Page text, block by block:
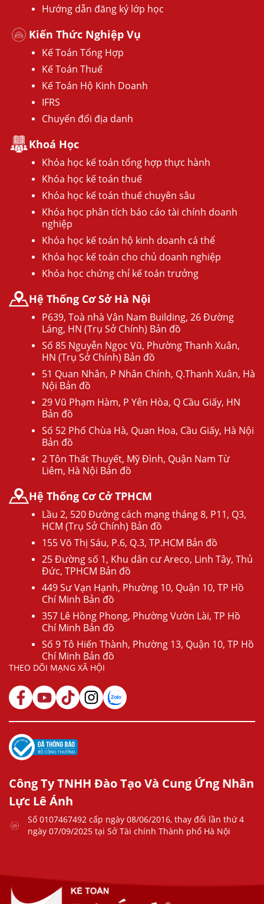
Hướng dẫn đăng ký lớp học
Kiến Thức Nghiệp Vụ
Kế Toán Tổng Hợp
Kế Toán Thuế
Kế Toán Hộ Kinh Doanh
IFRS
Chuyển đổi địa danh
Khoá Học
Khóa học kế toán tổng hợp thực hành
Khóa học kế toán thuế
Khóa học kế toán thuế chuyên sâu
Khóa học phân tích báo cáo tài chính doanh
nghiệp
Khóa học kế toán hộ kinh doanh cá thể
Khóa học kế toán cho chủ doanh nghiệp
Khóa học chứng chỉ kế toán trưởng
Hệ Thống Cơ Sở Hà Nội
P639, Toà nhà Vân Nam Building, 26 Đường
Láng, HN (Trụ Sở Chính) Bản đồ
Số 85 Nguyễn Ngọc Vũ, Phường Thanh Xuân,
HN (Trụ Sở Chính) Bản đồ
51 Quan Nhân, P Nhân Chính, Q.Thanh Xuân, Hà
Nội Bản đồ
29 Vũ Phạm Hàm, P Yên Hòa, Q Cầu Giấy, HN
Bản đồ
Số 52 Phố Chùa Hà, Quan Hoa, Cầu Giấy, Hà Nội
Bản đồ
2 Tôn Thất Thuyết, Mỹ Đình, Quận Nam Từ
Liêm, Hà Nội Bản đồ
Hệ Thống Cơ Cở TPHCM
Lầu 2, 520 Đường cách mạng tháng 8, P11, Q3,
HCM (Trụ Sở Chính) Bản đồ
155 Võ Thị Sáu, P.6, Q.3, TP.HCM Bản đồ
25 Đường số 1, Khu dân cư Areco, Linh Tây, Thủ
Đức, TPHCM Bản đồ
449 Sư Vạn Hạnh, Phường 10, Quận 10, TP Hồ
Chí Minh Bản đồ
357 Lê Hồng Phong, Phường Vườn Lài, TP Hồ
Chí Minh Bản đồ
Số 9 Tô Hiến Thành, Phường 13, Quận 10, TP Hồ
Chí Minh Bản đồ
THEO DÕI MẠNG XÃ HỘI
Công Ty TNHH Đào Tạo Và Cung Ứng Nhân
Lực Lê Ánh
Số 0107467492 cấp ngày 08/06/2016, thay đổi lần thứ 4
ngày 07/09/2025 tại Sở Tài chính Thành phố Hà Nội